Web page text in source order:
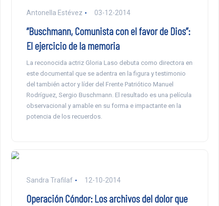
Antonella Estévez 03-12-2014
“Buschmann, Comunista con el favor de Dios”:
El ejercicio de la memoria
La reconocida actriz Gloria Laso debuta como directora en
este documental que se adentra en la figura y testimonio
del también actor y líder del Frente Patriótico Manuel
Rodríguez, Sergio Buschmann. El resultado es una película
observacional y amable en su forma e impactante en la
potencia de los recuerdos.
Sandra Trafilaf 12-10-2014
Operación Cóndor: Los archivos del dolor que